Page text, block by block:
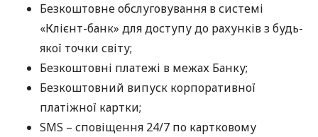
Безкоштовне обслуговування в системі
«Клієнт-банк» для доступу до рахунків з будь-
якої точки світу;
Безкоштовні платежі в межах Банку;
Безкоштовний випуск корпоративної
платіжної картки;
SMS – сповіщення 24/7 по картковому